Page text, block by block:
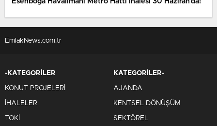
EmlakNews.com.tr
-KATEGORİLER
KONUT PROJELERİ
İHALELER
TOKİ
KATEGORİLER-
AJANDA
KENTSEL DÖNÜŞÜM
SEKTÖREL